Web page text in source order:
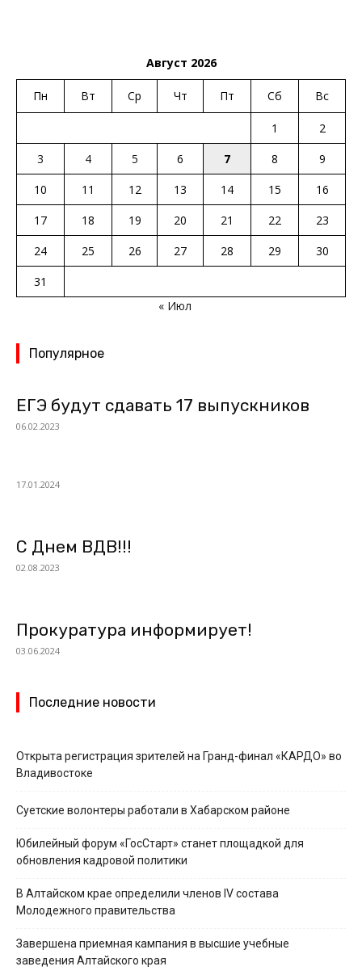
Август 2026
Пн Вт Ср Чт Пт Сб Вс
1
2
3
4 5 6 7 8
9
10
11 12 13 14 15
16
17
18 19 20 21 22
23
24
25 26 27 28 29
30
31
« Июл
Популярное
ЕГЭ будут сдавать 17 выпускников
06.02.2023
17.01.2024
С Днем ВДВ!!!
02.08.2023
Прокуратура информирует!
03.06.2024
Последние новости
Открыта регистрация зрителей на Гранд-финал «КАРДО» во
Владивостоке
Суетские волонтеры работали в Хабарском районе
Юбилейный форум «ГосСтарт» станет площадкой для
обновления кадровой политики
В Алтайском крае определили членов IV состава
Молодежного правительства
Завершена приемная кампания в высшие учебные
заведения Алтайского края